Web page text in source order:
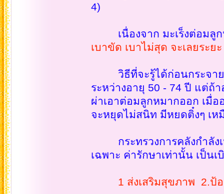
4)
เนื่องจาก มะเร็งต่อมลู
เบาขัด เบาไม่สุด จะเลยระ
วิธีที่จะรู้ได้ก่อนกระจาย คื
ระหว่างอายุ 50 - 74 ปี แต่ถ้
ผ่าเอาต่อมลูกหมากออก เมื่
จะหยุดไม่สนิท มีหยดติ๋งๆ เ
กระทรวงการคลังกำลังเป
เฉพาะ ค่ารักษาเท่านั้น เป็น
1 ส่งเสริมสุขภาพ 2.ป้